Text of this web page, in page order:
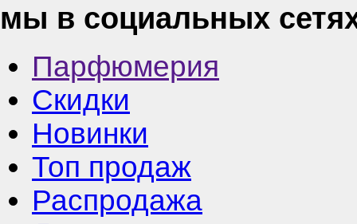
мы в социальных
Парфюмерия
Скидки
Новинки
Топ продаж
Распродажа